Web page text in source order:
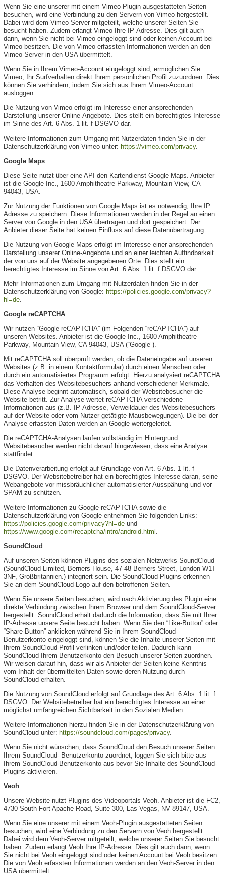
Wenn Sie eine unserer mit einem Vimeo-Plugin ausgestatteten Seiten
besuchen, wird eine Verbindung zu den Servern von Vimeo hergestellt.
Dabei wird dem Vimeo-Server mitgeteilt, welche unserer Seiten Sie
besucht haben. Zudem erlangt Vimeo Ihre IP-Adresse. Dies gilt auch
dann, wenn Sie nicht bei Vimeo eingeloggt sind oder keinen Account bei
Vimeo besitzen. Die von Vimeo erfassten Informationen werden an den
Vimeo-Server in den USA übermittelt.
Wenn Sie in Ihrem Vimeo-Account eingeloggt sind, ermöglichen Sie
Vimeo, Ihr Surfverhalten direkt Ihrem persönlichen Profil zuzuordnen. Dies
können Sie verhindern, indem Sie sich aus Ihrem Vimeo-Account
ausloggen.
Die Nutzung von Vimeo erfolgt im Interesse einer ansprechenden
Darstellung unserer Online-Angebote. Dies stellt ein berechtigtes Interesse
im Sinne des Art. 6 Abs. 1 lit. f DSGVO dar.
Weitere Informationen zum Umgang mit Nutzerdaten finden Sie in der
Datenschutzerklärung von Vimeo unter: https://vimeo.com/privacy.
Google Maps
Diese Seite nutzt über eine API den Kartendienst Google Maps. Anbieter
ist die Google Inc., 1600 Amphitheatre Parkway, Mountain View, CA
94043, USA.
Zur Nutzung der Funktionen von Google Maps ist es notwendig, Ihre IP
Adresse zu speichern. Diese Informationen werden in der Regel an einen
Server von Google in den USA übertragen und dort gespeichert. Der
Anbieter dieser Seite hat keinen Einfluss auf diese Datenübertragung.
Die Nutzung von Google Maps erfolgt im Interesse einer ansprechenden
Darstellung unserer Online-Angebote und an einer leichten Auffindbarkeit
der von uns auf der Website angegebenen Orte. Dies stellt ein
berechtigtes Interesse im Sinne von Art. 6 Abs. 1 lit. f DSGVO dar.
Mehr Informationen zum Umgang mit Nutzerdaten finden Sie in der
Datenschutzerklärung von Google: https://policies.google.com/privacy?
hl=de
Google reCAPTCHA
Wir nutzen “Google reCAPTCHA” (im Folgenden “reCAPTCHA”) auf
unseren Websites. Anbieter ist die Google Inc., 1600 Amphitheatre
Parkway, Mountain View, CA 94043, USA (“Google”).
Mit reCAPTCHA soll überprüft werden, ob die Dateneingabe auf unseren
Websites (z.B. in einem Kontaktformular) durch einen Menschen oder
durch ein automatisiertes Programm erfolgt. Hierzu analysiert reCAPTCHA
das Verhalten des Websitebesuchers anhand verschiedener Merkmale.
Diese Analyse beginnt automatisch, sobald der Websitebesucher die
Website betritt. Zur Analyse wertet reCAPTCHA verschiedene
Informationen aus (z.B. IP-Adresse, Verweildauer des Websitebesuchers
auf der Website oder vom Nutzer getätigte Mausbewegungen). Die bei der
Analyse erfassten Daten werden an Google weitergeleitet.
Die reCAPTCHA-Analysen laufen vollständig im Hintergrund.
Websitebesucher werden nicht darauf hingewiesen, dass eine Analyse
stattfindet.
Die Datenverarbeitung erfolgt auf Grundlage von Art. 6 Abs. 1 lit. f
DSGVO. Der Websitebetreiber hat ein berechtigtes Interesse daran, seine
Webangebote vor missbräuchlicher automatisierter Ausspähung und vor
SPAM zu schützen.
Weitere Informationen zu Google reCAPTCHA sowie die
Datenschutzerklärung von Google entnehmen Sie folgenden Links:
https://policies.google.com/privacy?hl=de und
https://www.google.com/recaptcha/intro/android.html
SoundCloud
Auf unseren Seiten können Plugins des sozialen Netzwerks SoundCloud
(SoundCloud Limited, Berners House, 47-48 Berners Street, London W1T
3NF, Großbritannien.) integriert sein. Die SoundCloud-Plugins erkennen
Sie an dem SoundCloud-Logo auf den betroffenen Seiten.
Wenn Sie unsere Seiten besuchen, wird nach Aktivierung des Plugin eine
direkte Verbindung zwischen Ihrem Browser und dem SoundCloud-Server
hergestellt. SoundCloud erhält dadurch die Information, dass Sie mit Ihrer
IP-Adresse unsere Seite besucht haben. Wenn Sie den “Like-Button” oder
“Share-Button” anklicken während Sie in Ihrem SoundCloud-
Benutzerkonto eingeloggt sind, können Sie die Inhalte unserer Seiten mit
Ihrem SoundCloud-Profil verlinken und/oder teilen. Dadurch kann
SoundCloud Ihrem Benutzerkonto den Besuch unserer Seiten zuordnen.
Wir weisen darauf hin, dass wir als Anbieter der Seiten keine Kenntnis
vom Inhalt der übermittelten Daten sowie deren Nutzung durch
SoundCloud erhalten.
Die Nutzung von SoundCloud erfolgt auf Grundlage des Art. 6 Abs. 1 lit. f
DSGVO. Der Websitebetreiber hat ein berechtigtes Interesse an einer
möglichst umfangreichen Sichtbarkeit in den Sozialen Medien.
Weitere Informationen hierzu finden Sie in der Datenschutzerklärung von
SoundCloud unter: https://soundcloud.com/pages/privacy.
Wenn Sie nicht wünschen, dass SoundCloud den Besuch unserer Seiten
Ihrem SoundCloud- Benutzerkonto zuordnet, loggen Sie sich bitte aus
Ihrem SoundCloud-Benutzerkonto aus bevor Sie Inhalte des SoundCloud-
Plugins aktivieren.
Veoh
Unsere Website nutzt Plugins des Videoportals Veoh. Anbieter ist die FC2,
4730 South Fort Apache Road, Suite 300, Las Vegas, NV 89147, USA.
Wenn Sie eine unserer mit einem Veoh-Plugin ausgestatteten Seiten
besuchen, wird eine Verbindung zu den Servern von Veoh hergestellt.
Dabei wird dem Veoh-Server mitgeteilt, welche unserer Seiten Sie besucht
haben. Zudem erlangt Veoh Ihre IP-Adresse. Dies gilt auch dann, wenn
Sie nicht bei Veoh eingeloggt sind oder keinen Account bei Veoh besitzen.
Die von Veoh erfassten Informationen werden an den Veoh-Server in den
USA übermittelt.